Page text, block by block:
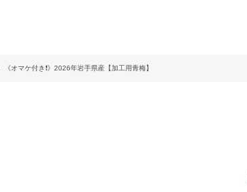
《オマケ付き❗️》2026年岩手県産【加工用青梅】